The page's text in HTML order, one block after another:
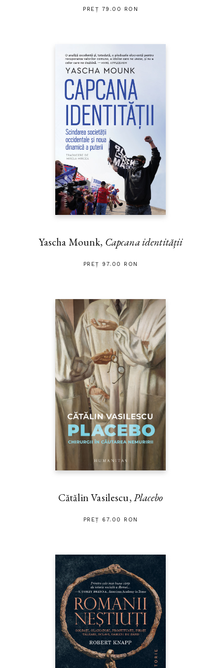
PREȚ 79.00 RON
Yascha Mounk, Capcana identității
PREȚ 97.00 RON
Cătălin Vasilescu,Placebo
PREȚ 67.00 RON